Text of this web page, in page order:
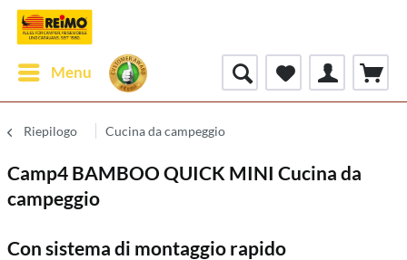
Menu
Riepilogo Cucina da campeggio
Camp4 BAMBOO QUICK MINI Cucina da
campeggio
Con sistema di montaggio rapido